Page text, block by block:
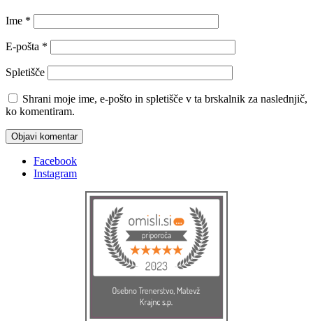
Ime *
E-pošta *
Spletišče
Shrani moje ime, e-pošto in spletišče v ta brskalnik za naslednjič,
ko komentiram.
Facebook
Instagram